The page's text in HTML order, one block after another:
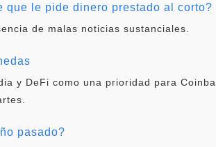
le pide dinero prestado al corto?
de malas noticias sustanciales.
y DeFi como una prioridad para
pasado?